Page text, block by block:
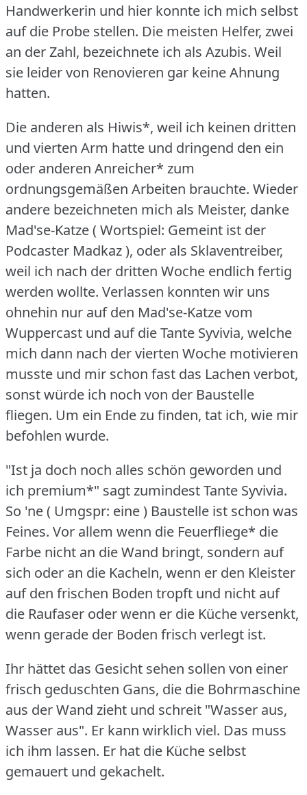
Handwerkerin und hier konnte ich mich selbst
auf die Probe stellen. Die meisten Helfer, zwei
an der Zahl, bezeichnete ich als Azubis. Weil
sie leider von Renovieren gar keine Ahnung
hatten.
Die anderen als Hiwis*, weil ich keinen dritten
und vierten Arm hatte und dringend den ein
oder anderen Anreicher* zum
ordnungsgemäßen Arbeiten brauchte. Wieder
andere bezeichneten mich als Meister, danke
Mad'se-Katze ( Wortspiel: Gemeint ist der
Podcaster Madkaz ), oder als Sklaventreiber,
weil ich nach der dritten Woche endlich fertig
werden wollte. Verlassen konnten wir uns
ohnehin nur auf den Mad'se-Katze vom
Wuppercast und auf die Tante Syvivia, welche
mich dann nach der vierten Woche motivieren
musste und mir schon fast das Lachen verbot,
sonst würde ich noch von der Baustelle
fliegen. Um ein Ende zu finden, tat ich, wie mir
befohlen wurde.
"Ist ja doch noch alles schön geworden und
ich premium*" sagt zumindest Tante Syvivia.
So 'ne ( Umgspr: eine ) Baustelle ist schon was
Feines. Vor allem wenn die Feuerfliege* die
Farbe nicht an die Wand bringt, sondern auf
sich oder an die Kacheln, wenn er den Kleister
auf den frischen Boden tropft und nicht auf
die Raufaser oder wenn er die Küche versenkt,
wenn gerade der Boden frisch verlegt ist.
Ihr hättet das Gesicht sehen sollen von einer
frisch geduschten Gans, die die Bohrmaschine
aus der Wand zieht und schreit "Wasser aus,
Wasser aus". Er kann wirklich viel. Das muss
ich ihm lassen. Er hat die Küche selbst
gemauert und gekachelt.